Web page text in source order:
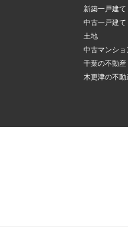
新築一戸建て
中古一戸建て
土地
中古マンショ
千葉の不動産
木更津の不動